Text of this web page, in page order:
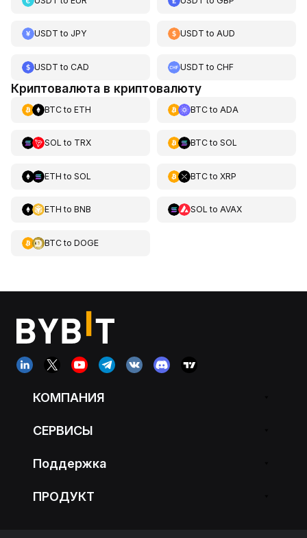
USDT to JPY USDT toAUD
USDT to CAD USDT toCHF
Криптовалюта в криптовалюту
BTCto ETH BTCto ADA
SOL to TRX BTCto SOL
ETH to SOL BTCto XRP
ETH to BNB SOL to AVAX
BTCto DOGE
КОМПАНИЯ
СЕРВИСЫ
Поддержка
ПРОДУКТ